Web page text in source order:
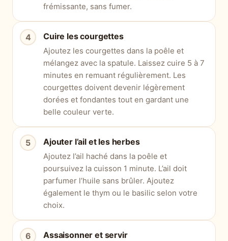
frémissante, sans fumer.
Cuire les courgettes
Ajoutez les courgettes dans la poêle et
mélangez avec la spatule. Laissez cuire 5 à 7
minutes en remuant régulièrement. Les
courgettes doivent devenir légèrement
dorées et fondantes tout en gardant une
belle couleur verte.
Ajouter l’ail et les herbes
Ajoutez l’ail haché dans la poêle et
poursuivez la cuisson 1 minute. L’ail doit
parfumer l’huile sans brûler. Ajoutez
également le thym ou le basilic selon votre
choix.
Assaisonner et servir